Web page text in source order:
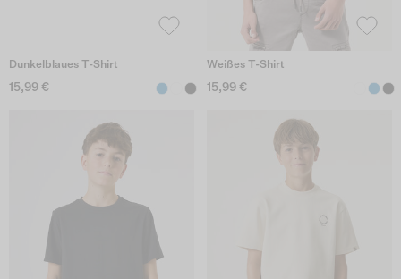
Dunkelblaues T-Shirt
15,99 €
Weißes T-Shirt
15,99 €